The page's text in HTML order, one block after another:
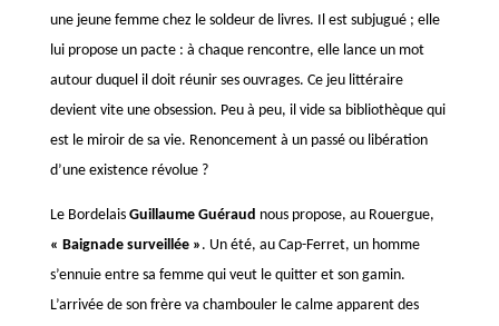
une jeune femme chez le soldeur de livres. Il est subjugué ; elle
lui propose un pacte : à chaque rencontre, elle lance un mot
autour duquel il doit réunir ses ouvrages. Ce jeu littéraire
devient vite une obsession. Peu à peu, il vide sa bibliothèque qui
est le miroir de sa vie. Renoncement à un passé ou libération
d’une existence révolue ?
Le Bordelais Guillaume Guéraud nous propose, au Rouergue,
« Baignade surveillée » . Un été, au Cap-Ferret, un homme
s’ennuie entre sa femme qui veut le quitter et son gamin.
L’arrivée de son frère va chambouler le calme apparent des